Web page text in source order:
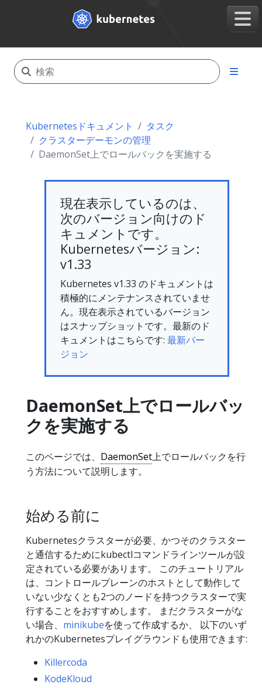
Kubernetesドキュメント
タスク
クラスターデーモンの管理
DaemonSet上でロールバックを実施する
現在表示しているのは、
次のバージョン向けのド
キュメントです。
Kubernetesバージョン:
v1.33
Kubernetes v1.33 のドキュメントは
積極的にメンテナンスされていませ
ん。現在表示されているバージョン
はスナップショットです。最新のド
キュメントはこちらです: 最新バー
ジョン
DaemonSet上でロールバッ
クを実施する
このページでは、 DaemonSet上でロールバックを行
う方法について説明します。
始める前に
Kubernetesクラスターが必要、かつそのクラスター
と通信するためにkubectlコマンドラインツールが設
定されている必要があります。 このチュートリアル
は、コントロールプレーンのホストとして動作して
いない少なくとも2つのノードを持つクラスターで実
行することをおすすめします。 まだクラスターがな
い場合、 minikubeを使って作成するか、 以下のいず
れかのKubernetesプレイグラウンドも使用できます:
Killercoda
KodeKloud